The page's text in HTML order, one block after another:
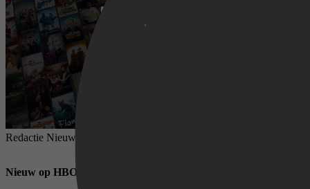
Redactie NieuwDezeWeek,
Nieuw op HBO Max in juni: Dit zijn de absolute highlights